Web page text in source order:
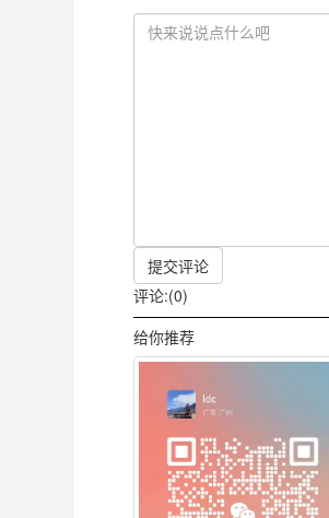
提交评论
评论:(0)
给你推荐